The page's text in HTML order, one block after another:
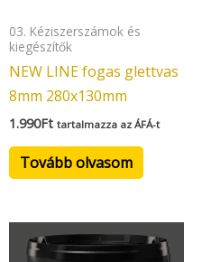
03. Kéziszerszámok és
kiegészítők
NEW LINE fogas glettvas
8mm 280x130mm
1.990Ft tartalmazza az ÁFÁ-t
Tovább olvasom